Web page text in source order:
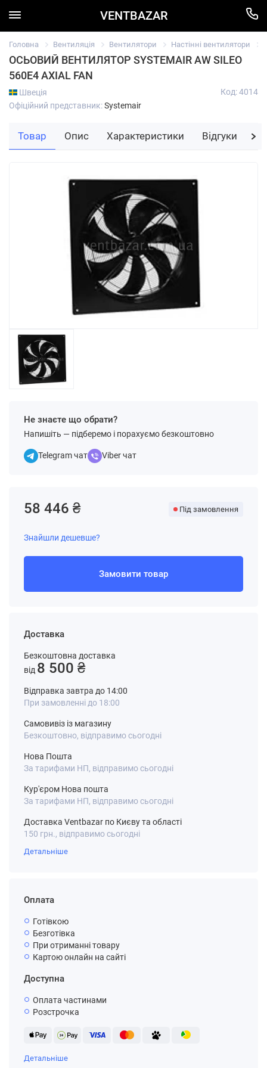
VENTBAZAR
Головна Вентиляція Вентилятори Настінні вентилятори
ОСЬОВИЙ ВЕНТИЛЯТОР SYSTEMAIR AW SILEO
560E4 AXIAL FAN
Швеція
Офіційний представник:Systemair
Код: 4014
Не знаєте що обрати?
Напишіть — підберемо і порахуємо безкоштовно
Telegram чат Viber чат
Доставка
Безкоштовна доставка
від 8 500 ₴
Відправка завтра до 14:00
При замовленні до 18:00
Самовивіз із магазину
Безкоштовно, відправимо сьогодні
Нова Пошта
За тарифами НП, відправимо сьогодні
Кур'єром Нова пошта
За тарифами НП, відправимо сьогодні
Доставка Ventbazar по Києву та області
150 грн., відправимо сьогодні
Детальніше
Оплата
Готівкою
Безготівка
При отриманні товару
Картою онлайн на сайті
Доступна
Оплата частинами
Розстрочка
Детальніше
58 446 ₴ Під замовлення
Знайшли дешевше?
Замовити товар
Товар Опис Характеристики Відгуки